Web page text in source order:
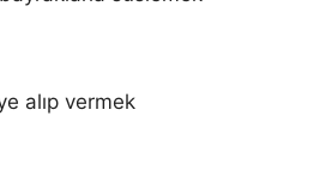
alıp vermek